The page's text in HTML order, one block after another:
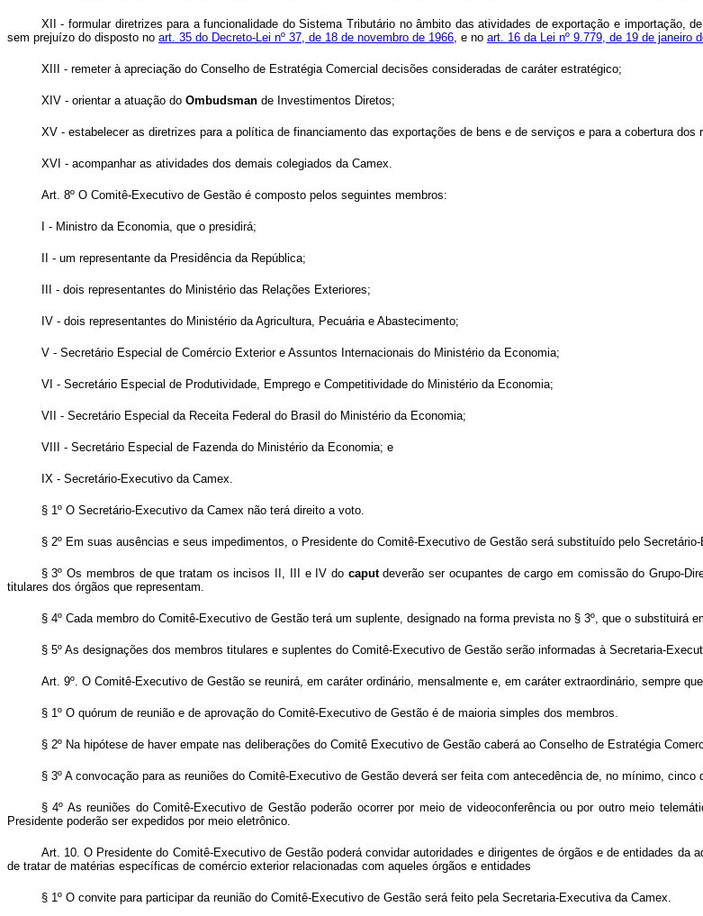
XII - formular diretrizes para a funcionalidade do Sistema Tributário no âmbito das atividades de exportação e importação,
sem prejuízo do disposto no art. 35 do Decreto-Lei nº 37, de 18 de novembro de 1966, e no art. 16 da Lei nº 9.779, de 19 de janeiro
XIII - remeter à apreciação do Conselho de Estratégia Comercial decisões consideradas de caráter estratégico;
XIV - orientar a atuação do Ombudsmande Investimentos Diretos;
XV - estabelecer as diretrizes para a política de financiamento das exportações de bens e de serviços e para a cobertura
XVI - acompanhar as atividades dos demais colegiados da Camex.
Art. 8º O Comitê-Executivo de Gestão é composto pelos seguintes membros:
I - Ministro da Economia, que o presidirá;
II - um representante da Presidência da República;
III - dois representantes do Ministério das Relações Exteriores;
IV - dois representantes do Ministério da Agricultura, Pecuária e Abastecimento;
V - Secretário Especial de Comércio Exterior e Assuntos Internacionais do Ministério da Economia;
VI - Secretário Especial de Produtividade, Emprego e Competitividade do Ministério da Economia;
VII - Secretário Especial da Receita Federal do Brasil do Ministério da Economia;
VIII - Secretário Especial de Fazenda do Ministério da Economia; e
IX - Secretário-Executivo da Camex.
§ 1º O Secretário-Executivo da Camex não terá direito a voto.
§ 2º Em suas ausências e seus impedimentos, o Presidente do Comitê-Executivo de Gestão será substituído pelo
§ 3º Os membros de que tratam os incisos II, III e IV do caputdeverão ser ocupantes de cargo em comissão do Grupo-
titulares dos órgãos que representam.
§ 4º Cada membro do Comitê-Executivo de Gestão terá um suplente, designado na forma prevista no § 3º, que o substituirá
§ 5º As designações dos membros titulares e suplentes do Comitê-Executivo de Gestão serão informadas à Secretaria-
Art. 9º. O Comitê-Executivo de Gestão se reunirá, em caráter ordinário, mensalmente e, em caráter extraordinário, sempre
§ 1º O quórum de reunião e de aprovação do Comitê-Executivo de Gestão é de maioria simples dos membros.
§ 2º Na hipótese de haver empate nas deliberações do Comitê Executivo de Gestão caberá ao Conselho de Estratégia
§ 3º A convocação para as reuniões do Comitê-Executivo de Gestão deverá ser feita com antecedência de, no mínimo, cinco
§ 4º As reuniões do Comitê-Executivo de Gestão poderão ocorrer por meio de videoconferência ou por outro meio
Presidente poderão ser expedidos por meio eletrônico.
Art. 10. O Presidente do Comitê-Executivo de Gestão poderá convidar autoridades e dirigentes de órgãos e de entidades
de tratar de matérias específicas de comércio exterior relacionadas com aqueles órgãos e entidades
§ 1º O convite para participar da reunião do Comitê-Executivo de Gestão será feito pela Secretaria-Executiva da Camex.